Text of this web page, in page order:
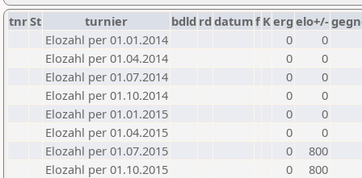
tnrSt turnier bdld rd datumf Kerg elo+/-
Elozahl per 01.01.2014
0
0
Elozahl per 01.04.2014
0
0
Elozahl per 01.07.2014
0
0
Elozahl per 01.10.2014
0
0
Elozahl per 01.01.2015
0
0
Elozahl per 01.04.2015
0
0
Elozahl per 01.07.2015
0
800
Elozahl per 01.10.2015
0
800